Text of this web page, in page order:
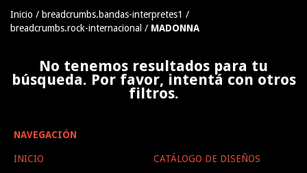
Inicio / breadcrumbs.bandas-interpretes1 /
breadcrumbs.rock-internacional / MADONNA
No tenemos resultados para tu
búsqueda. Por favor, intentá con otros
filtros.
NAVEGACIÓN
INICIO CATÁLOGO DE DISEÑOS